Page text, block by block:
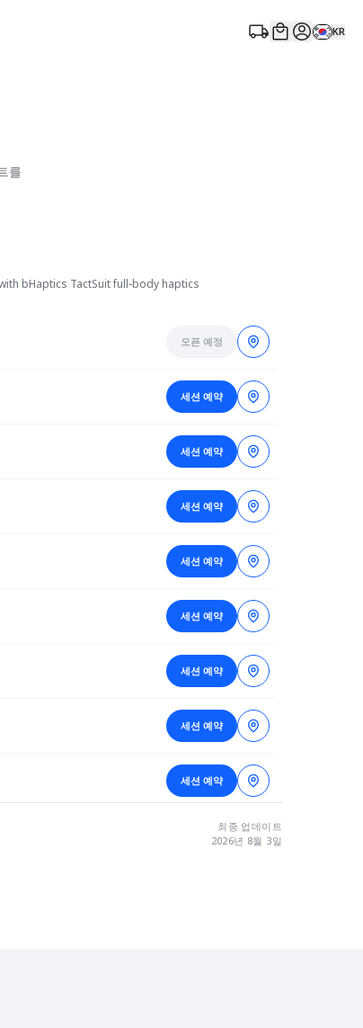
KR
를
bHaptics TactSuit full-body haptics
오픈 예정
세션 예약
세션 예약
세션 예약
세션 예약
세션 예약
세션 예약
세션 예약
세션 예약
세션 예약
최종 업데이트
2026년 8월 3일